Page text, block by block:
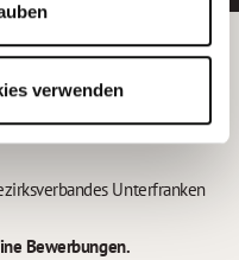
verwenden
Unterfranken
Bewerbungen.